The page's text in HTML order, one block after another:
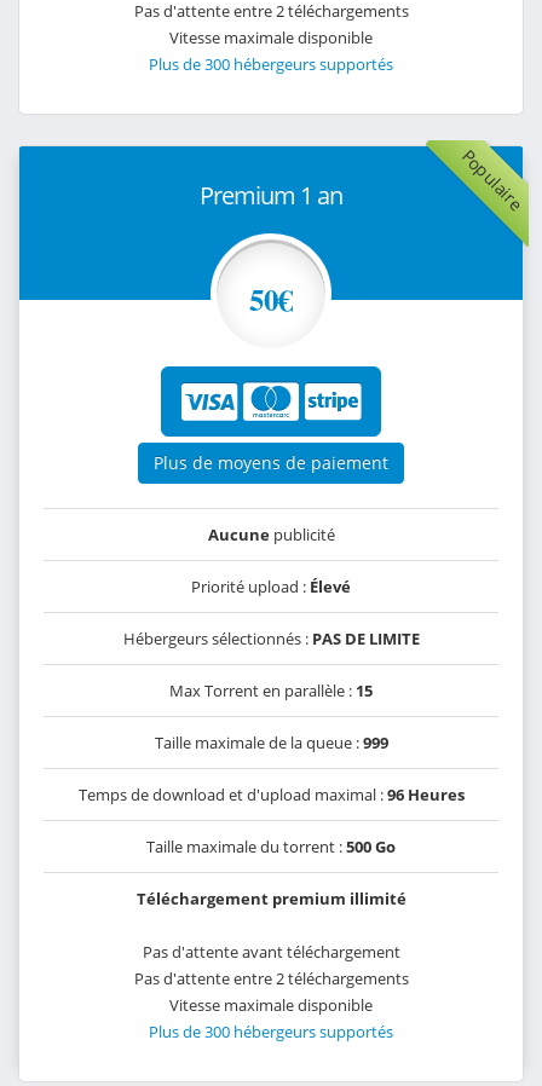
Pas d'attente entre 2 téléchargements
Vitesse maximale disponible
Plus de 300 hébergeurs supportés
Populaire
Premium 1 an
50€
Plus de moyens de paiement
Aucunepublicité
Priorité upload : Élevé
Hébergeurs sélectionnés : PAS DE LIMITE
Max Torrent en parallèle : 15
Taille maximale de la queue :999
Temps de download et d'upload maximal :96 Heures
Taille maximale du torrent :500 Go
Téléchargement premium illimité
Pas d'attente avant téléchargement
Pas d'attente entre 2 téléchargements
Vitesse maximale disponible
Plus de 300 hébergeurs supportés